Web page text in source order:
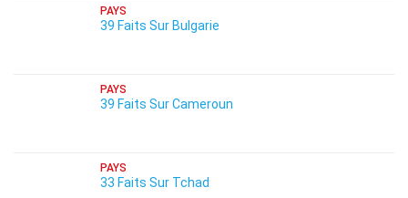
PAYS
39 Faits Sur Bulgarie
PAYS
39 Faits Sur Cameroun
PAYS
33 Faits Sur Tchad